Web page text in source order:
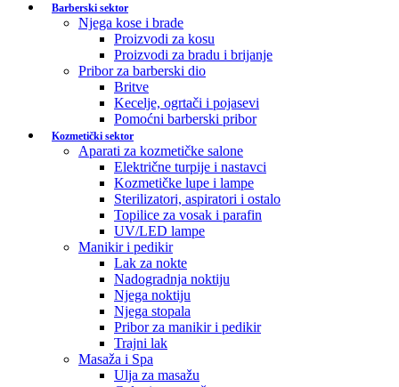
Barberski sektor
Njega kose i brade
Proizvodi za kosu
Proizvodi za bradu i brijanje
Pribor za barberski dio
Britve
Kecelje, ogrtači i pojasevi
Pomoćni barberski pribor
Kozmetički sektor
Aparati za kozmetičke salone
Električne turpije i nastavci
Kozmetičke lupe i lampe
Sterilizatori, aspiratori i ostalo
Topilice za vosak i parafin
UV/LED lampe
Manikir i pedikir
Lak za nokte
Nadogradnja noktiju
Njega noktiju
Njega stopala
Pribor za manikir i pedikir
Trajni lak
Masaža i Spa
Ulja za masažu